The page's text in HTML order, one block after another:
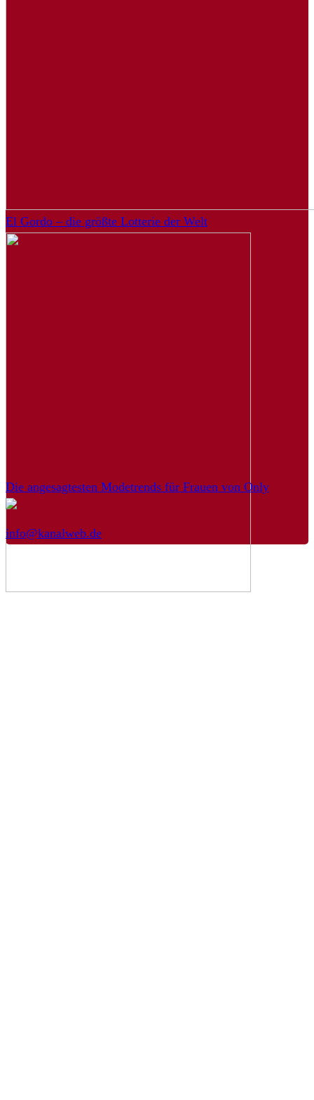
El Gordo – die größte Lotterie der Welt
Die angesagtesten Modetrends für Frauen von Only
info@kanalweb.de